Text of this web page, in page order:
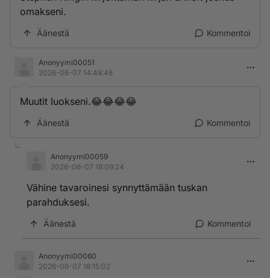
omakseni.
Äänestä Kommentoi
Anonyymi00051
2026-06-07 14:48:48
Muutit luokseni.😂😂😂😂
Äänestä Kommentoi
Anonyymi00059
2026-06-07 18:09:24
Vähine tavaroinesi synnyttämään tuskan
parahduksesi.
Äänestä Kommentoi
Anonyymi00060
2026-06-07 18:15:02